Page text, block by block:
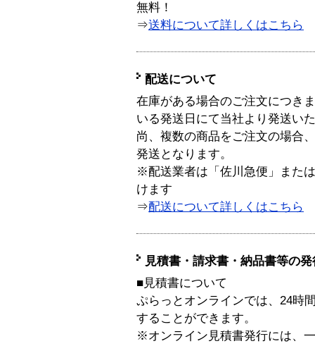
無料！
⇒送料について詳しくはこちら
配送について
在庫がある場合のご注文につき
いる発送日にて当社より発送い
尚、複数の商品をご注文の場合
発送となります。
※配送業者は「佐川急便」また
けます
⇒配送について詳しくはこちら
見積書・請求書・納品書等の
■見積書について
ぷらっとオンラインでは、24時
することができます。
※オンライン見積書発行には、